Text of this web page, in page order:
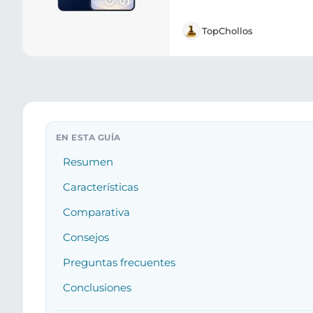
TopChollos
Resumen
Características
Comparativa
Consejos
Preguntas frecuentes
Conclusiones